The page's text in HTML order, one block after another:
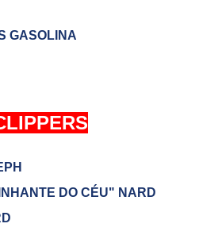
GASOLINA
CLIPPERS
DO CÉU" NARD